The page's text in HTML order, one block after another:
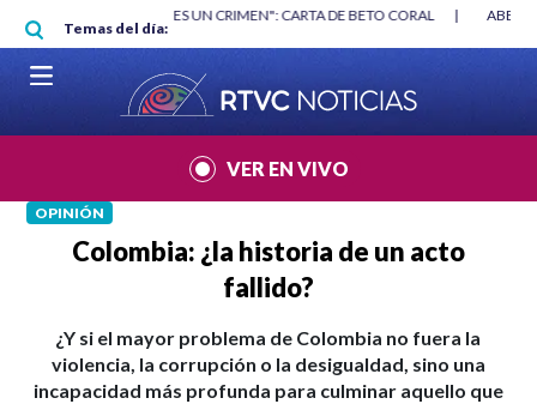
Pasar al contenido principal
Temas del día:
"HABLAR NO ES UN CRIMEN": CARTA DE BETO CORAL
VER EN VIVO
OPINIÓN
Colombia: ¿la historia de un acto
fallido?
¿Y si el mayor problema de Colombia no fuera la
violencia, la corrupción o la desigualdad, sino una
incapacidad más profunda para culminar aquello que